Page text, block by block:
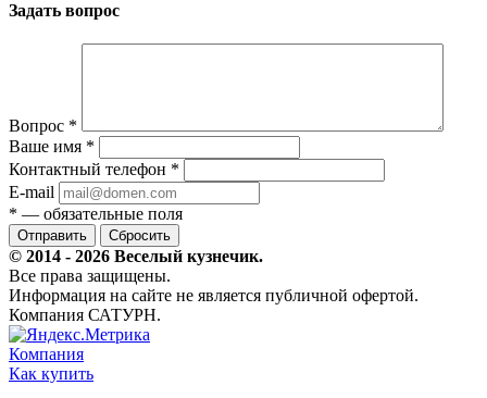
Задать вопрос
Вопрос *
Ваше имя *
Контактный телефон *
E-mail
* — обязательные поля
Сбросить
© 2014 - 2026 Веселый кузнечик.
Все права защищены.
Информация на сайте не является публичной офертой.
Компания САТУРН.
Компания
Как купить